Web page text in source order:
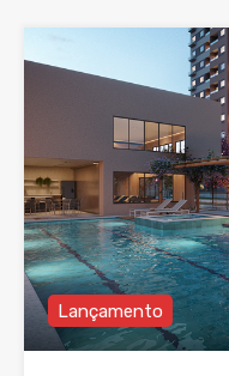
Lançamento